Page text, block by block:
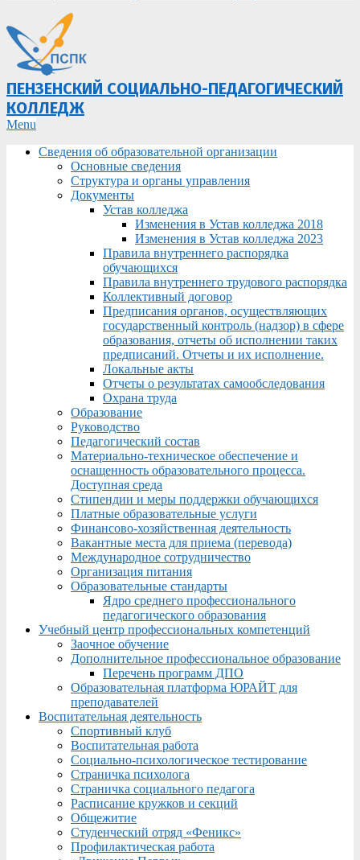
ПЕНЗЕНСКИЙ СОЦИАЛЬНО-ПЕДАГОГИЧЕСКИЙ
КОЛЛЕДЖ
Primary
Menu
Menu
Сведения об образовательной организации
Основные сведения
Структура и органы управления
Документы
Устав колледжа
Изменения в Устав колледжа 2018
Изменения в Устав колледжа 2023
Правила внутреннего распорядка
обучающихся
Правила внутреннего трудового распорядка
Коллективный договор
Предписания органов, осуществляющих
государственный контроль (надзор) в сфере
образования, отчеты об исполнении таких
предписаний. Отчеты и их исполнение.
Локальные акты
Отчеты о результатах самообследования
Охрана труда
Образование
Руководство
Педагогический состав
Материально-техническое обеспечение и
оснащенность образовательного процесса.
Доступная среда
Стипендии и меры поддержки обучающихся
Платные образовательные услуги
Финансово-хозяйственная деятельность
Вакантные места для приема (перевода)
Международное сотрудничество
Организация питания
Образовательные стандарты
Ядро среднего профессионального
педагогического образования
Учебный центр профессиональных компетенций
Заочное обучение
Дополнительное профессиональное образование
Перечень программ ДПО
Образовательная платформа ЮРАЙТ для
преподавателей
Воспитательная деятельность
Спортивный клуб
Воспитательная работа
Социально-психологическое тестирование
Страничка психолога
Страничка социального педагога
Расписание кружков и секций
Общежитие
Студенческий отряд «Феникс»
Профилактическая работа